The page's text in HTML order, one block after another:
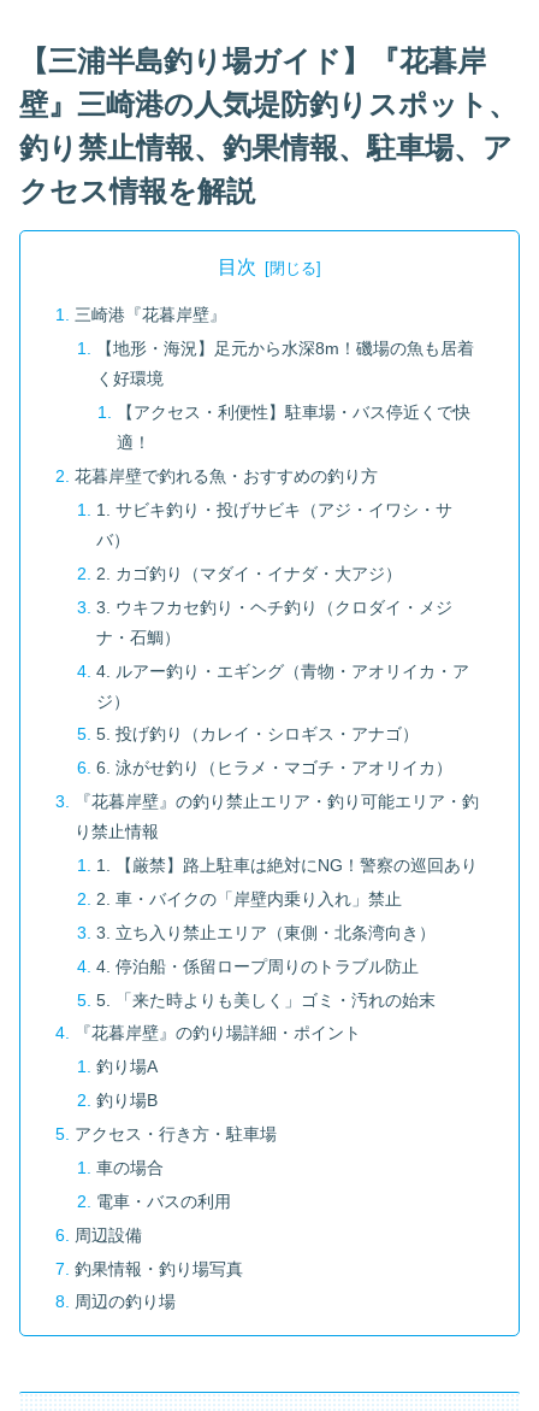
【三浦半島釣り場ガイド】『花暮岸
壁』三崎港の人気堤防釣りスポット、
釣り禁止情報、釣果情報、駐車場、ア
クセス情報を解説
目次
三崎港『花暮岸壁』
【地形・海況】足元から水深8m！磯場の魚も居着
く好環境
【アクセス・利便性】駐車場・バス停近くで快
適！
花暮岸壁で釣れる魚・おすすめの釣り方
1. サビキ釣り・投げサビキ（アジ・イワシ・サ
バ）
2. カゴ釣り（マダイ・イナダ・大アジ）
3. ウキフカセ釣り・ヘチ釣り（クロダイ・メジ
ナ・石鯛）
4. ルアー釣り・エギング（青物・アオリイカ・ア
ジ）
5. 投げ釣り（カレイ・シロギス・アナゴ）
6. 泳がせ釣り（ヒラメ・マゴチ・アオリイカ）
『花暮岸壁』の釣り禁止エリア・釣り可能エリア・釣
り禁止情報
1. 【厳禁】路上駐車は絶対にNG！警察の巡回あり
2. 車・バイクの「岸壁内乗り入れ」禁止
3. 立ち入り禁止エリア（東側・北条湾向き）
4. 停泊船・係留ロープ周りのトラブル防止
5. 「来た時よりも美しく」ゴミ・汚れの始末
『花暮岸壁』の釣り場詳細・ポイント
釣り場A
釣り場B
アクセス・行き方・駐車場
車の場合
電車・バスの利用
周辺設備
釣果情報・釣り場写真
周辺の釣り場